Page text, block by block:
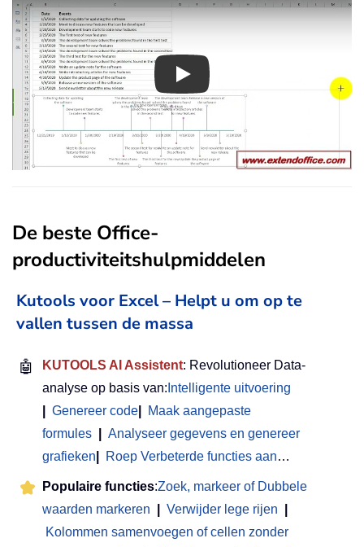
Play
De beste Office-
productiviteitshulpmiddelen
Kutools voor Excel – Helpt u om op te
vallen tussen de massa
🤖 KUTOOLS AI Assistent: Revolutioneer Data-
analyse op basis van: Intelligente uitvoering
Genereer code
Maak aangepaste
formules
Analyseer gegevens en genereer
grafieken
Roep Verbeterde functies aan…
Populaire functies:Zoek, markeer of Dubbele
waarden markeren
Verwijder lege rijen
Kolommen samenvoegen of cellen zonder